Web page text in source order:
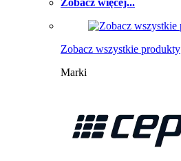
Zobacz więcej...
Zobacz wszystkie produkty
Marki